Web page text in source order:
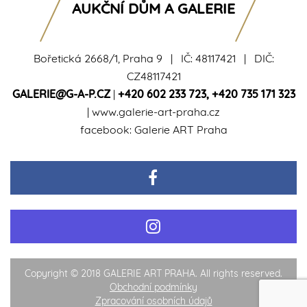
Bořetická 2668/1, Praha 9 | IČ: 48117421 | DIČ:
CZ48117421
GALERIE@G-A-P.CZ| +420 602 233 723, +420 735 171 323
| www.galerie-art-praha.cz
facebook: Galerie ART Praha
AUKČNÍ DŮM A GALERIE
Copyright © 2018 GALERIE ART PRAHA. All rights reserved.
Obchodní podmínky
Zpracování osobních údajů